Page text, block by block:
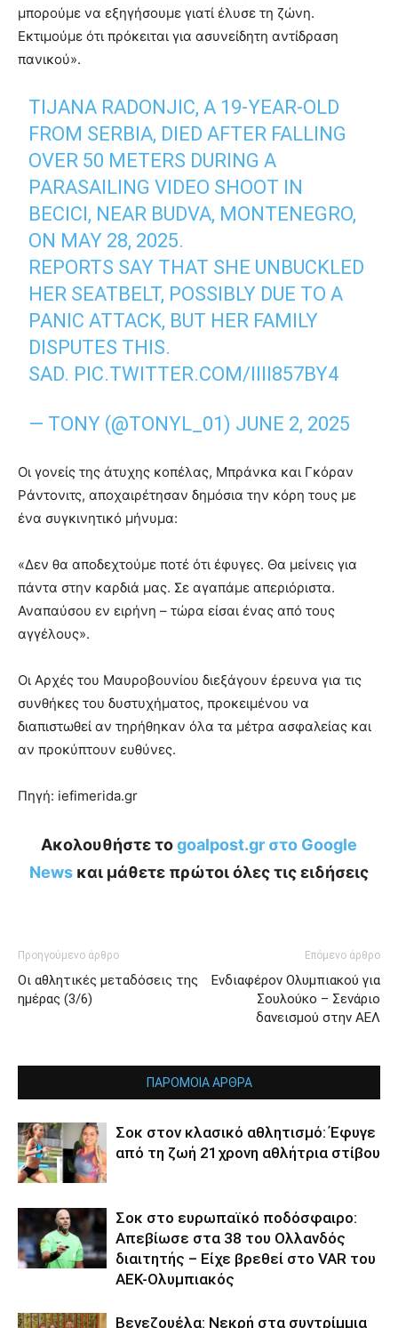
μπορούμε να εξηγήσουμε γιατί έλυσε τη ζώνη.
Εκτιμούμε ότι πρόκειται για ασυνείδητη αντίδραση
πανικού».
TIJANA RADONJIC, A 19-YEAR-OLD
FROM SERBIA, DIED AFTER FALLING
OVER 50 METERS DURING A
PARASAILING VIDEO SHOOT IN
BECICI, NEAR BUDVA, MONTENEGRO,
ON MAY 28, 2025.
REPORTS SAY THAT SHE UNBUCKLED
HER SEATBELT, POSSIBLY DUE TO A
PANIC ATTACK, BUT HER FAMILY
DISPUTES THIS.
SAD. PIC.TWITTER.COM/IIII857BY4
— TONY (@TONYL_01) JUNE 2, 2025
Οι γονείς της άτυχης κοπέλας, Μπράνκα και Γκόραν
Ράντονιτς, αποχαιρέτησαν δημόσια την κόρη τους με
ένα συγκινητικό μήνυμα:
«Δεν θα αποδεχτούμε ποτέ ότι έφυγες. Θα μείνεις για
πάντα στην καρδιά μας. Σε αγαπάμε απεριόριστα.
Αναπαύσου εν ειρήνη – τώρα είσαι ένας από τους
αγγέλους».
Οι Αρχές του Μαυροβουνίου διεξάγουν έρευνα για τις
συνθήκες του δυστυχήματος, προκειμένου να
διαπιστωθεί αν τηρήθηκαν όλα τα μέτρα ασφαλείας και
αν προκύπτουν ευθύνες.
Πηγή: iefimerida.gr
Ακολουθήστε τοgoalpost.gr στο Google
News και μάθετε πρώτοι όλες τις ειδήσεις
Προηγούμενο άρθρο
Οι αθλητικές μεταδόσεις της
ημέρας (3/6)
Επόμενο άρθρο
Ενδιαφέρον Ολυμπιακού για
Σουλούκο – Σενάριο
δανεισμού στην ΑΕΛ
ΠΑΡΟΜΟΙΑ ΑΡΘΡΑ
Σοκ στον κλασικό αθλητισμό: Έφυγε
από τη ζωή 21χρονη αθλήτρια στίβου
Σοκ στο ευρωπαϊκό ποδόσφαιρο:
Απεβίωσε στα 38 του Ολλανδός
διαιτητής – Είχε βρεθεί στο VAR του
ΑΕΚ-Ολυμπιακός
Βενεζουέλα: Νεκρή στα συντρίμμια